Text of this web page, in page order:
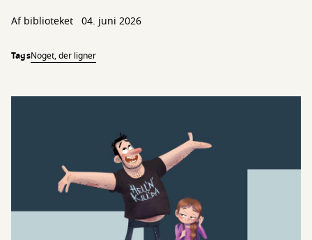
Af biblioteket 04. juni 2026
TagsNoget, der ligner